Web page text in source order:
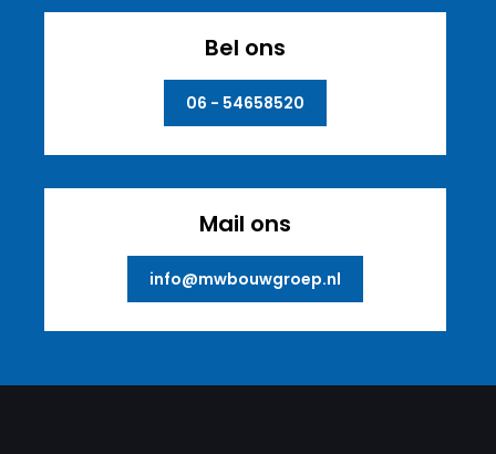
Bel ons
06 - 54658520
Mail ons
info@mwbouwgroep.nl